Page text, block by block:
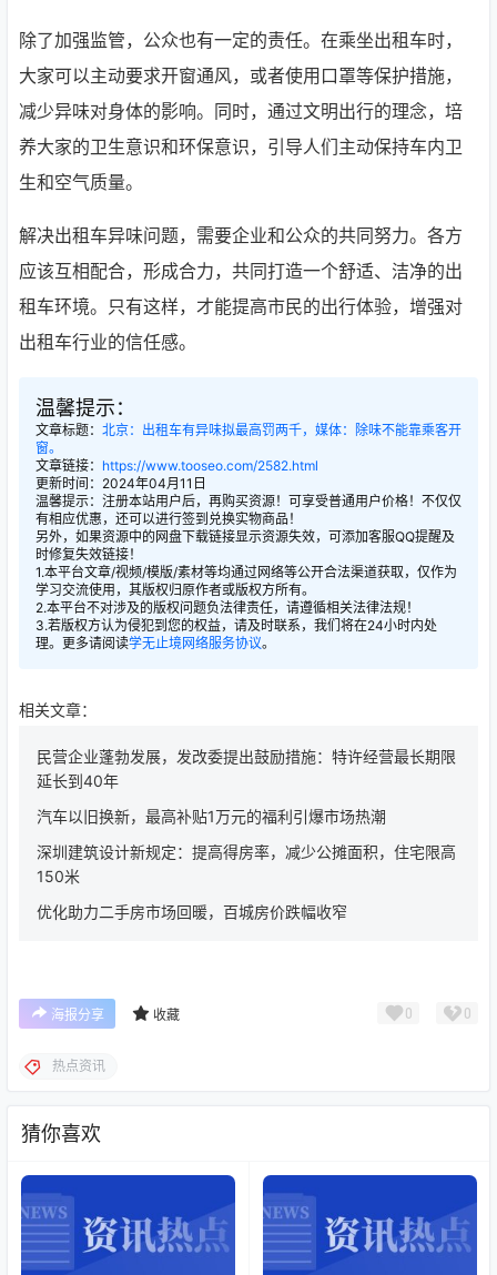
除了加强监管，公众也有一定的责任。在乘坐出租车时，
大家可以主动要求开窗通风，或者使用口罩等保护措施，
减少异味对身体的影响。同时，通过文明出行的理念，培
养大家的卫生意识和环保意识，引导人们主动保持车内卫
生和空气质量。
解决出租车异味问题，需要企业和公众的共同努力。各方
应该互相配合，形成合力，共同打造一个舒适、洁净的出
租车环境。只有这样，才能提高市民的出行体验，增强对
出租车行业的信任感。
温馨提示：
文章标题： 北京：出租车有异味拟最高罚两千，媒体：除味不能靠乘客开
窗。
文章链接： https://www.tooseo.com/2582.html
更新时间：2024年04月11日
温馨提示：注册本站用户后，再购买资源！可享受普通用户价格！不仅仅
有相应优惠，还可以进行签到兑换实物商品！
另外，如果资源中的网盘下载链接显示资源失效，可添加客服QQ提醒及
时修复失效链接！
1.本平台文章/视频/模版/素材等均通过网络等公开合法渠道获取，仅作为
学习交流使用，其版权归原作者或版权方所有。
2.本平台不对涉及的版权问题负法律责任，请遵循相关法律法规！
3.若版权方认为侵犯到您的权益，请及时联系，我们将在24小时内处
理。更多请阅读学无止境网络服务协议。
相关文章：
民营企业蓬勃发展，发改委提出鼓励措施：特许经营最长期限
延长到40年
汽车以旧换新，最高补贴1万元的福利引爆市场热潮
深圳建筑设计新规定：提高得房率，减少公摊面积，住宅限高
150米
优化助力二手房市场回暖，百城房价跌幅收窄
海报分享 收藏 0 0
热点资讯
猜你喜欢